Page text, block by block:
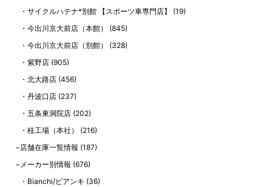
サイクルハテナ*別館 【スポーツ車専門店】
(19)
今出川京大前店（本館）
(845)
今出川京大前店（別館）
(328)
紫野店 (905)
北大路店 (456)
丹波口店 (237)
五条東洞院店 (202)
桂工場（本社）
(216)
店舗在庫一覧情報 (187)
メーカー別情報 (676)
Bianchi/ビアンキ (36)